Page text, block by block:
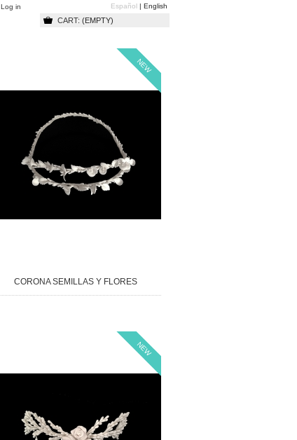
English
Español
CART: (EMPTY)
Log in
NEW
CORONA SEMILLAS Y FLORES
NEW